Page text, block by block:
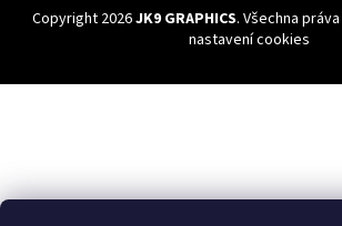
Copyright 2026JK9 GRAPHICS. Všechna
nastavení cookies